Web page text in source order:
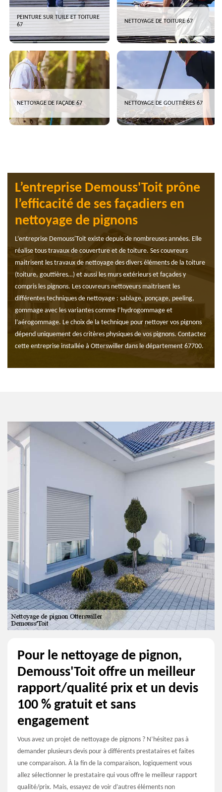
PEINTURE SUR TUILE ET TOITURE
67
NETTOYAGE DE TOITURE 67
NETTOYAGE DE FAÇADE 67 NETTOYAGE DE GOUTTIÈRES 67
L’entreprise Demouss'Toit prône
l’efficacité de ses façadiers en
nettoyage de pignons
L’entreprise Demouss'Toit existe depuis de nombreuses années. Elle
réalise tous travaux de couverture et de toiture. Ses couvreurs
maitrisent les travaux de nettoyage des divers éléments de la toiture
(toiture, gouttières…) et aussi les murs extérieurs et façades y
compris les pignons. Les couvreurs nettoyeurs maitrisent les
différentes techniques de nettoyage : sablage, ponçage, peeling,
gommage avec les variantes comme l’hydrogommage et
l’aérogommage. Le choix de la technique pour nettoyer vos pignons
dépend uniquement des critères physiques de vos pignons. Contactez
cette entreprise installée à Otterswiller dans le département 67700.
Pour le nettoyage de pignon,
Demouss'Toit offre un meilleur
rapport/qualité prix et un devis
100 % gratuit et sans
engagement
Vous avez un projet de nettoyage de pignons ? N’hésitez pas à
demander plusieurs devis pour à différents prestataires et faites
une comparaison. À la fin de la comparaison, logiquement vous
allez sélectionner le prestataire qui vous offre le meilleur rapport
qualité/prix. Mais, essayez de voir d’autres éléments non